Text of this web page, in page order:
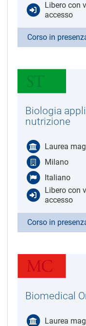
Libero con
accesso
Corso in
Biologia
nutrizione
Laurea
Milano
Italiano
Libero con
accesso
Corso in
Biomedical
Laurea